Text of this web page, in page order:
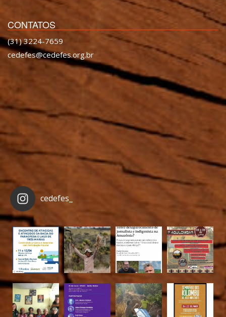
CONTATOS
(31) 3224-7659
cedefes@cedefes.org.br
cedefes_